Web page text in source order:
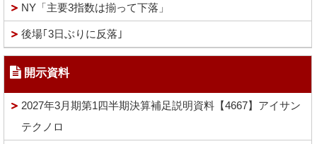
NY「主要3指数は揃って下落」
後場｢3日ぶりに反落｣
開示資料
2027年3月期第1四半期決算補足説明資料【4667】アイサン
テクノロ